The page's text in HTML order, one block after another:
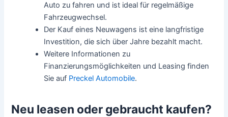
Auto zu fahren und ist ideal für regelmäßige
Fahrzeugwechsel.
Der Kauf eines Neuwagens ist eine langfristige
Investition, die sich über Jahre bezahlt macht.
Weitere Informationen zu
Finanzierungsmöglichkeiten und Leasing finden
Sie auf Preckel Automobile.
Neu leasen oder gebraucht kaufen?